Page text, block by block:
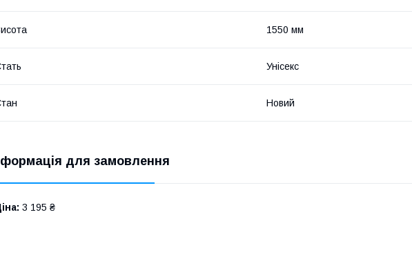
1550 мм
Унісекс
Новий
для замовлення
3 195 ₴